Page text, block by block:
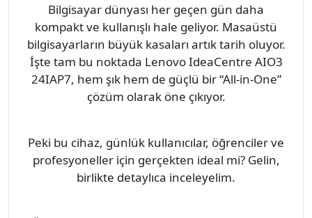
Bilgisayar dünyası her geçen gün daha
kompakt ve kullanışlı hale geliyor. Masaüstü
bilgisayarların büyük kasaları artık tarih oluyor.
İşte tam bu noktada Lenovo IdeaCentre AIO3
24IAP7, hem şık hem de güçlü bir “All-in-One”
çözüm olarak öne çıkıyor.
Peki bu cihaz, günlük kullanıcılar, öğrenciler ve
profesyoneller için gerçekten ideal mi? Gelin,
birlikte detaylıca inceleyelim.